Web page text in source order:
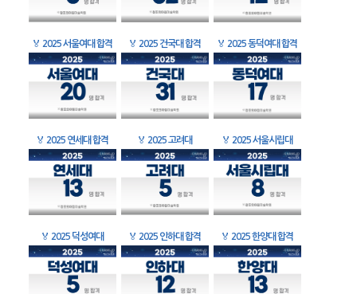
🏅 2025 서울여대 합격 🏅 2025 건국대 합격 🏅 2025 동덕여대 합격
🏅 2025 연세대 합격 🏅 2025 고려대 🏅 2025 서울시립대
🏅 2025 덕성여대 🏅 2025 인하대 합격 🏅 2025 한양대 합격